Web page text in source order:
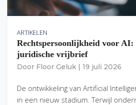
ARTIKELEN
Rechtspersoonlijkheid voor AI:
juridische vrijbrief
Door Floor Geluk 19 juli 2026
De ontwikkeling van Artificial
in een nieuw stadium. Terwijl